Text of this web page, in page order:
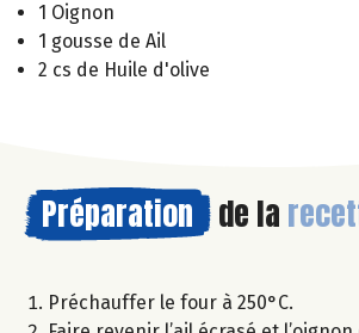
1 Oignon
1 gousse de Ail
2 cs de Huile d'olive
Préparation de la
Préchauffer le four à 250°C.